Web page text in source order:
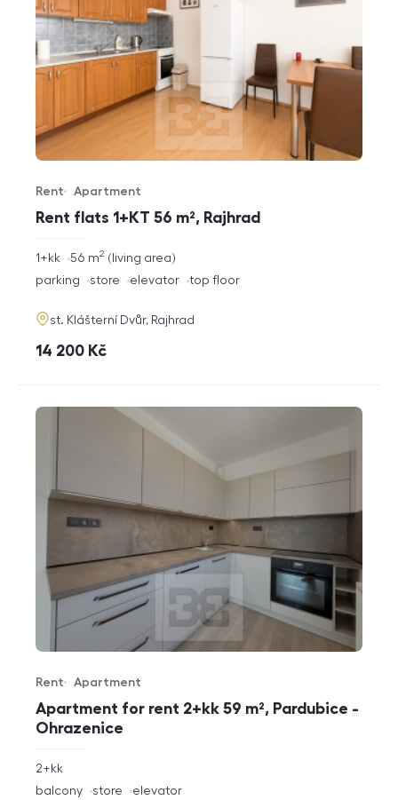
Rent flats 1+KT 56 m², Rajhrad
Offer type
Rent
Property type
Apartment
rozměry
disposition
1+kk living area
56 m2
funkce
parking store elevator top floor
adresa
st. Klášterní Dvůr, Rajhrad
cena
14 200 Kč
Apartment for rent 2+kk 59 m², Pardubice -
Ohrazenice
Offer type
Rent
Property type
Apartment
rozměry
disposition
2+kk
funkce
balcony store elevator